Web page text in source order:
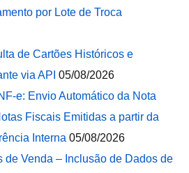
por Lote de Troca
de Cartões Históricos e
via API 05/08/2026
e: Envio Automático da Nota
Fiscais Emitidas a partir da
Interna 05/08/2026
de Venda – Inclusão de Dados de